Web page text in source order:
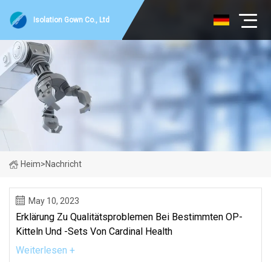
Isolation Gown Co., Ltd
Heim>Nachricht
May 10, 2023
Erklärung Zu Qualitätsproblemen Bei Bestimmten OP-
Kitteln Und -Sets Von Cardinal Health
Weiterlesen +